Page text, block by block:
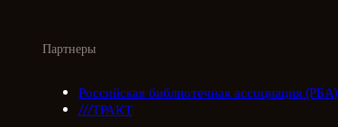
Партнеры
Российская библиотечная ассоциация (РБА)
///ТРАКТ